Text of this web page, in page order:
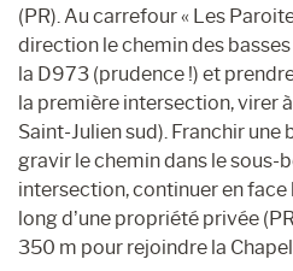
(PR). Au carrefour « Les
direction le chemin des
la D973 (prudence !) et
la première intersection, virer
Saint-Julien sud). Franchir une
gravir le chemin dans le sous-
intersection, continuer en
long d’une propriété privée
350 m pour rejoindre la